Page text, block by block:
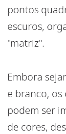
pontos
escuros,
"matriz".
Embora
e branco,
podem ser
de cores,